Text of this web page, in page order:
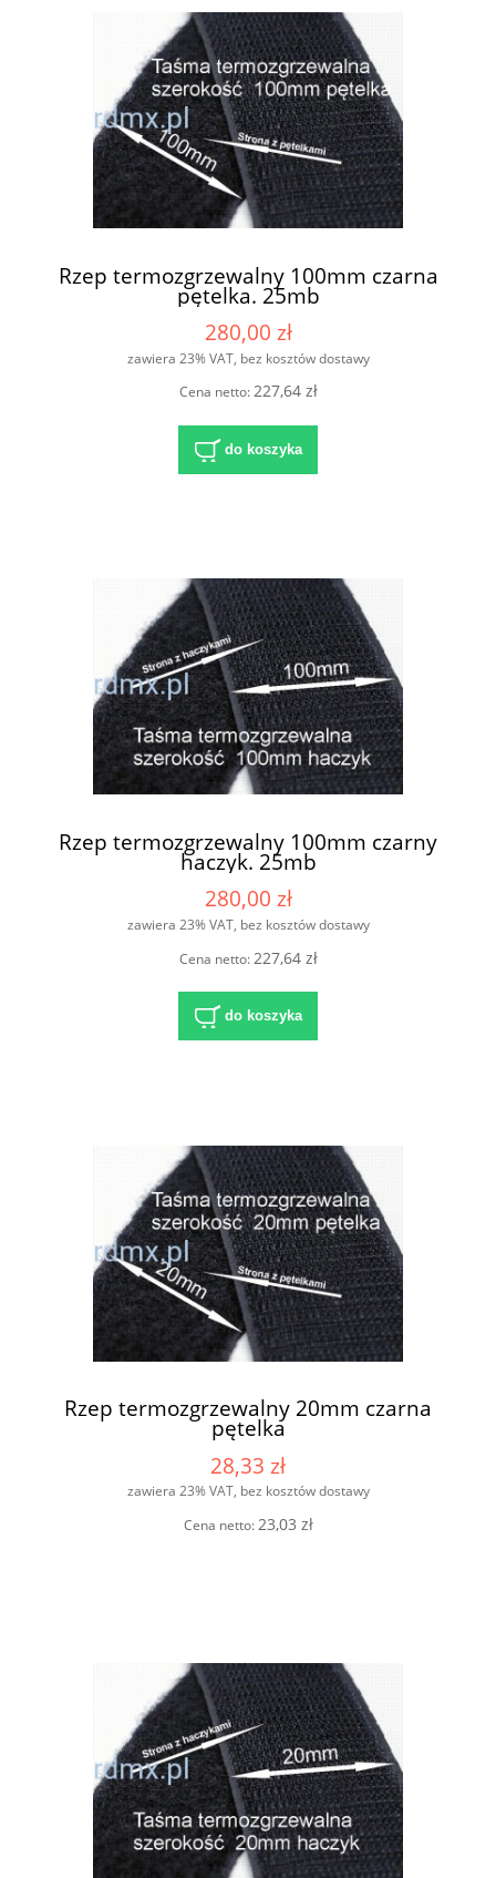
Rzep termozgrzewalny 100mm czarna
pętelka. 25mb
280,00 zł
zawiera 23% VAT, bez kosztów dostawy
Cena netto:227,64 zł
do koszyka
Rzep termozgrzewalny 100mm czarny
haczyk. 25mb
280,00 zł
zawiera 23% VAT, bez kosztów dostawy
Cena netto: 227,64 zł
do koszyka
Rzep termozgrzewalny 20mm czarna
pętelka
28,33 zł
zawiera 23% VAT, bez kosztów dostawy
Cena netto:23,03 zł